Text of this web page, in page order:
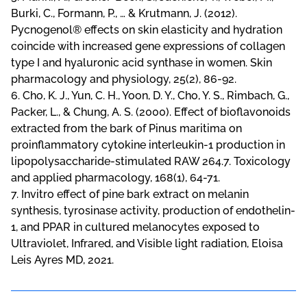
Burki, C., Formann, P., … & Krutmann, J. (2012).
Pycnogenol® effects on skin elasticity and hydration
coincide with increased gene expressions of collagen
type I and hyaluronic acid synthase in women. Skin
pharmacology and physiology, 25(2), 86-92.
6. Cho, K. J., Yun, C. H., Yoon, D. Y., Cho, Y. S., Rimbach, G.,
Packer, L., & Chung, A. S. (2000). Effect of bioflavonoids
extracted from the bark of Pinus maritima on
proinflammatory cytokine interleukin-1 production in
lipopolysaccharide-stimulated RAW 264.7. Toxicology
and applied pharmacology, 168(1), 64-71.
7. Invitro effect of pine bark extract on melanin
synthesis, tyrosinase activity, production of endothelin-
1, and PPAR in cultured melanocytes exposed to
Ultraviolet, Infrared, and Visible light radiation, Eloisa
Leis Ayres MD, 2021.